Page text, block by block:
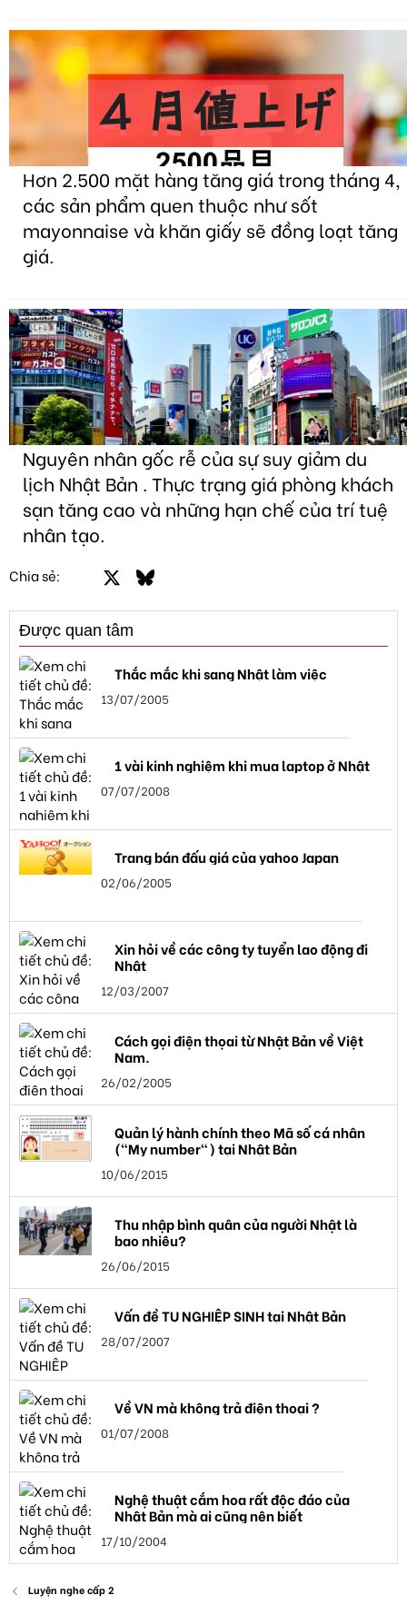
Hơn 2.500 mặt hàng tăng giá trong tháng 4,
các sản phẩm quen thuộc như sốt
mayonnaise và khăn giấy sẽ đồng loạt tăng
giá.
Nguyên nhân gốc rễ của sự suy giảm du
lịch Nhật Bản . Thực trạng giá phòng khách
sạn tăng cao và những hạn chế của trí tuệ
nhân tạo.
Chia sẻ: FacebookBluesky
Được quan tâm
Thắc mắc khi sang Nhật làm việc
13/07/2005
1 vài kinh nghiệm khi mua laptop ở Nhật
07/07/2008
Trang bán đấu giá của yahoo Japan
02/06/2005
Xin hỏi về các công ty tuyển lao động đi
Nhật
12/03/2007
Cách gọi điện thọai từ Nhật Bản về Việt
Nam.
26/02/2005
Quản lý hành chính theo Mã số cá nhân
("My number") tại Nhật Bản
10/06/2015
Thu nhập bình quân của người Nhật là
bao nhiêu?
26/06/2015
Vấn đề TU NGHIỆP SINH tại Nhật Bản
28/07/2007
Về VN mà không trả điện thoại ?
01/07/2008
Nghệ thuật cắm hoa rất độc đáo của
Nhật Bản mà ai cũng nên biết
17/10/2004
Luyện nghe cấp 2